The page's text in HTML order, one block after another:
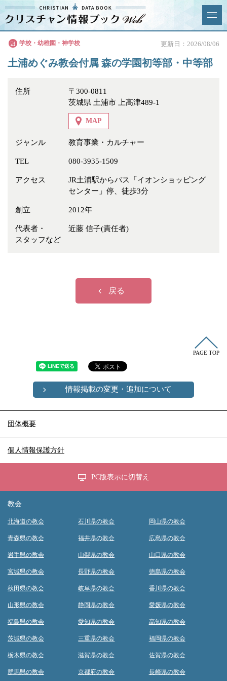
クリスチャン
情報ブックとは
News & Topics
情報掲載の変更・追加につい
ジャンル
学校・幼稚園・神学校
特別集会奉仕者
冠婚葬祭 各種団体
学校・幼稚園・神学校 更新日：2026/08/06
土浦めぐみ教会付属 森の学園初等部・中等部
住所
〒300-0811
茨城県 土浦市 上高津489-1
MAP
ジャンル 教育事業・カルチャー
TEL 080-3935-1509
アクセス
JR土浦駅からバス「イオンショッピング
センター」停、徒歩3分
創立 2012年
代表者・
スタッフなど
近藤 信子(責任者)
戻る
PAGE TOP
情報掲載の変更・追加について
団体概要
個人情報保護方針
PC版表示に切替え
教会
北海道の教会
青森県の教会
岩手県の教会
宮城県の教会
秋田県の教会
山形県の教会
福島県の教会
茨城県の教会
栃木県の教会
群馬県の教会
石川県の教会
福井県の教会
山梨県の教会
長野県の教会
岐阜県の教会
静岡県の教会
愛知県の教会
三重県の教会
滋賀県の教会
京都府の教会
岡山県の教会
広島県の教会
山口県の教会
徳島県の教会
香川県の教会
愛媛県の教会
高知県の教会
福岡県の教会
佐賀県の教会
長崎県の教会